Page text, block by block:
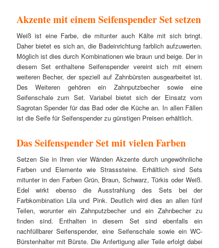
Akzente mit einem Seifenspender Set setzen
Weiß ist eine Farbe, die mitunter auch Kälte mit sich bringt.
Daher bietet es sich an, die Badeinrichtung farblich aufzuwerten.
Möglich ist dies durch Kombinationen wie braun und beige. Der in
diesem Set enthaltene Seifenspender vereint sich mit einem
weiteren Becher, der speziell auf Zahnbürsten ausgearbeitet ist.
Des Weiteren gehören ein Zahnputzbecher sowie eine
Seifenschale zum Set. Variabel bietet sich der Einsatz vom
Sagrotan Spender für das Bad oder die Küche an. In allen Fällen
ist die Seife für Seifenspender zu günstigen Preisen erhältlich.
Das Seifenspender Set mit vielen Farben
Setzen Sie in Ihren vier Wänden Akzente durch ungewöhnliche
Farben und Elemente wie Strasssteine. Erhältlich sind Sets
mitunter in den Farben Grün, Braun, Schwarz, Türkis oder Weiß.
Edel wirkt ebenso die Ausstrahlung des Sets bei der
Farbkombination Lila und Pink. Deutlich wird dies an allen fünf
Teilen, worunter ein Zahnputzbecher und ein Zahnbecher zu
finden sind. Enthalten in diesem Set sind ebenfalls ein
nachfüllbarer Seifenspender, eine Seifenschale sowie ein WC-
Bürstenhalter mit Bürste. Die Anfertigung aller Teile erfolgt dabei